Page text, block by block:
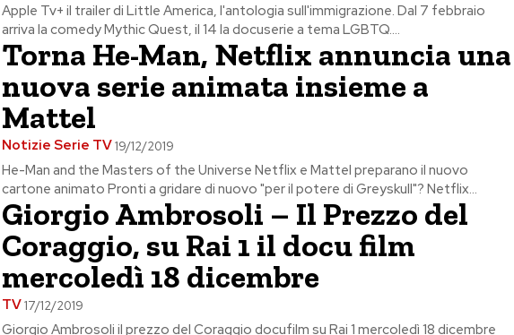
Apple Tv+ il trailer di Little America, l'antologia sull'immigrazione. Dal 7 febbraio
arriva la comedy Mythic Quest, il 14 la docuserie a tema LGBTQ....
Torna He-Man, Netflix annuncia una
nuova serie animata insieme a
Mattel
Notizie Serie TV19/12/2019
He-Man and the Masters of the Universe Netflix e Mattel preparano il nuovo
cartone animato Pronti a gridare di nuovo "per il potere di Greyskull"? Netflix...
Giorgio Ambrosoli – Il Prezzo del
Coraggio, su Rai 1 il docu film
mercoledì 18 dicembre
TV17/12/2019
Giorgio Ambrosoli il prezzo del Coraggio docufilm su Rai 1 mercoledì 18 dicembre